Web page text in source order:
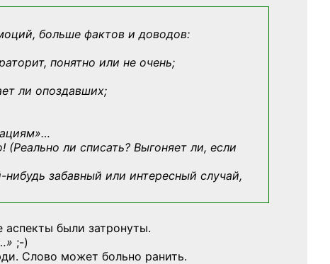
больше фактов и доводов:
понятно или не очень;
ли опоздавших;
…
ли списать? Выгоняет ли, если
нибудь забавный или интересный случай,
были затронуты.
;-)
Слово может больно ранить.